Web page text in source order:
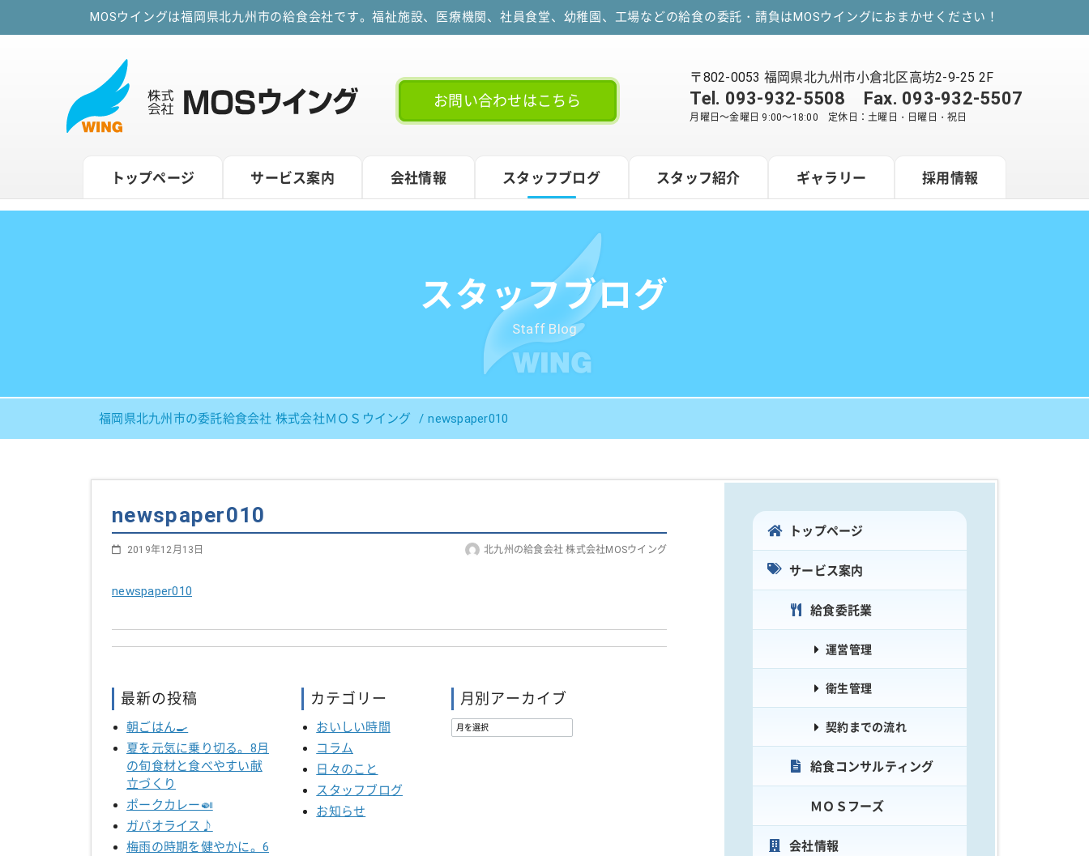
MOSウイングは福岡県北九州市の給食会社です。福祉施設、医療機関、社員食堂、幼稚園、工場などの給食の委託・請負はMOSウイングにおまかせください！
お問い合わせはこちら
〒802-0053 福岡県北九州市小倉北区高坊2-9-25 2F
Tel. 093-932-5508 Fax. 093-932-5507
月曜日～金曜日 9:00～18:00 定休日：土曜日・日曜日・祝日
トップページ サービス案内 会社情報 スタッフブログ スタッフ紹介 ギャラリー 採用情報
スタッフブログ
Staff Blog
福岡県北九州市の委託給食会社 株式会社ＭＯＳウイング newspaper010
newspaper010
2019年12月13日 北九州の給食会社 株式会社MOSウイング
newspaper010
最新の投稿
朝ごはん🍳
夏を元気に乗り切る。8月
の旬食材と食べやすい献
立づくり
ポークカレー🍛
ガパオライス♪
梅雨の時期を健やかに。6
カテゴリー
おいしい時間
コラム
日々のこと
スタッフブログ
お知らせ
月別アーカイブ
トップページ
サービス案内
給食委託業
運営管理
衛生管理
契約までの流れ
給食コンサルティング
ＭＯＳフーズ
会社情報